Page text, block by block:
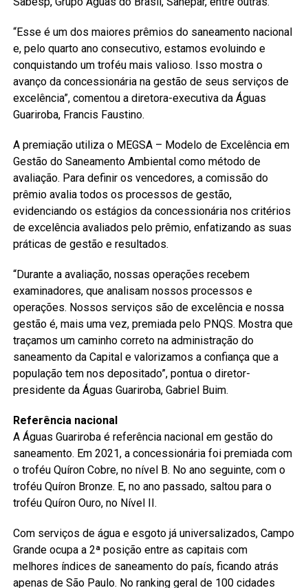
“Esse é um dos maiores prêmios do saneamento nacional
e, pelo quarto ano consecutivo, estamos evoluindo e
conquistando um troféu mais valioso. Isso mostra o
avanço da concessionária na gestão de seus serviços de
excelência”, comentou a diretora-executiva da Águas
Guariroba, Francis Faustino.
A premiação utiliza o MEGSA – Modelo de Excelência em
Gestão do Saneamento Ambiental como método de
avaliação. Para definir os vencedores, a comissão do
prêmio avalia todos os processos de gestão,
evidenciando os estágios da concessionária nos critérios
de excelência avaliados pelo prêmio, enfatizando as suas
práticas de gestão e resultados.
“Durante a avaliação, nossas operações recebem
examinadores, que analisam nossos processos e
operações. Nossos serviços são de excelência e nossa
gestão é, mais uma vez, premiada pelo PNQS. Mostra que
traçamos um caminho correto na administração do
saneamento da Capital e valorizamos a confiança que a
população tem nos depositado”, pontua o diretor-
presidente da Águas Guariroba, Gabriel Buim.
Referência nacional
A Águas Guariroba é referência nacional em gestão do
saneamento. Em 2021, a concessionária foi premiada com
o troféu Quíron Cobre, no nível B. No ano seguinte, com o
troféu Quíron Bronze. E, no ano passado, saltou para o
troféu Quíron Ouro, no Nível II.
Com serviços de água e esgoto já universalizados, Campo
Grande ocupa a 2ª posição entre as capitais com
melhores índices de saneamento do país, ficando atrás
apenas de São Paulo. No ranking geral de 100 cidades